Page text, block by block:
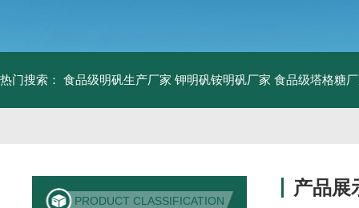
热门搜索： 食品级明矾生产厂家 钾明矾铵明矾厂家 食品级塔格糖
PRODUCT CLASSIFICATION
产品展